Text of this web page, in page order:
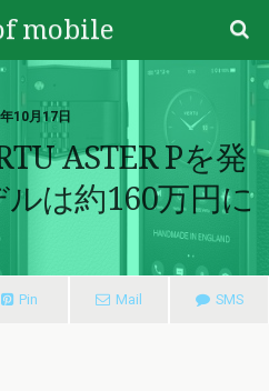
mobile
10月17日
ASTER Pを発
は約160万円に
Pin Mail SMS